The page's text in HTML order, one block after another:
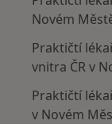
Novém
Praktičtí
vnitra ČR v
Praktičtí
v Novém